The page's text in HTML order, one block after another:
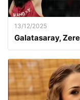
13/12/2025
Galatasaray,